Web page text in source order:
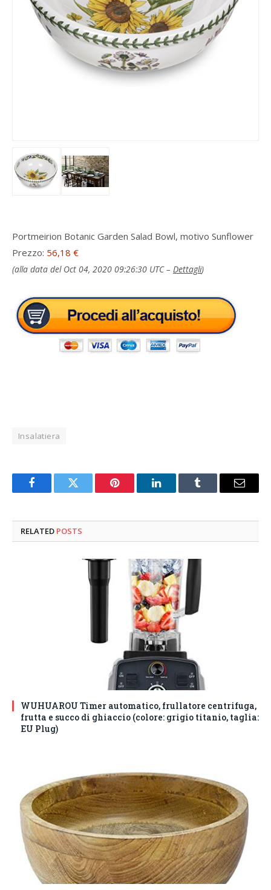
Portmeirion Botanic Garden Salad Bowl, motivo Sunflower
Prezzo: 56,18 €
(alla data del Oct 04, 2020 09:26:30 UTC – Dettagli)
Insalatiera
FacebookTwitter Pinterest LinkedInTumblr Email
RELATED POSTS
WUHUAROU Timer automatico, frullatore centrifuga,
frutta e succo di ghiaccio (colore: grigio titanio, taglia:
EU Plug)